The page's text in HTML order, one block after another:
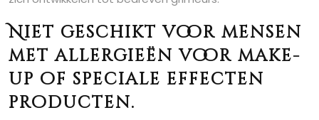
Niet geschikt voor mensen
met allergieën voor make-
up of speciale effecten
producten.